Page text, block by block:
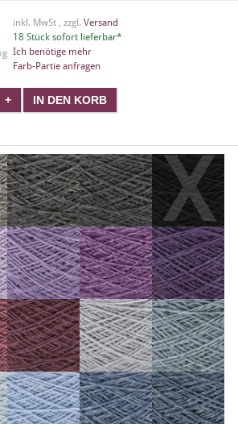
inkl. MwSt , zzgl. Versand
18 Stück sofort lieferbar*
Ich benötige mehr
Farb-Partie anfragen
X